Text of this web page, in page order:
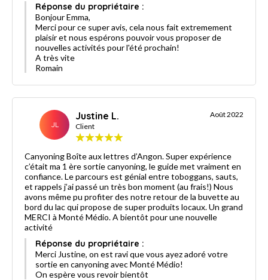
Réponse du propriétaire :
Bonjour Emma,
Merci pour ce super avis, cela nous fait extremement
plaisir et nous espérons pouvoir vous proposer de
nouvelles activités pour l'été prochain!
A très vite
Romain
JL
Justine L.
Client
Août 2022
Canyoning Boîte aux lettres d’Angon. Super expérience
c’était ma 1 ère sortie canyoning, le guide met vraiment en
confiance. Le parcours est génial entre toboggans, sauts,
et rappels j’ai passé un très bon moment (au frais!) Nous
avons même pu profiter des notre retour de la buvette au
bord du lac qui propose de super produits locaux. Un grand
MERCI à Monté Médio. A bientôt pour une nouvelle
activité
Réponse du propriétaire :
Merci Justine, on est ravi que vous ayez adoré votre
sortie en canyoning avec Monté Médio!
On espère vous revoir bientôt